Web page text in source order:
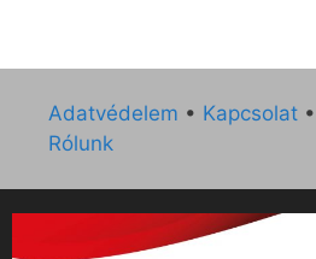
Adatvédelem • Kapcsolat •
Rólunk